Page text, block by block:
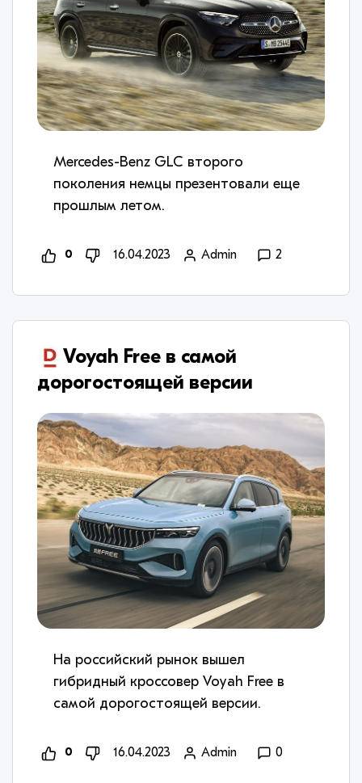
Mercedes-Benz GLC второго
поколения немцы презентовали еще
прошлым летом.
0 16.04.2023 Admin 2
Voyah Free в самой
дорогостоящей версии
На российский рынок вышел
гибридный кроссовер Voyah Free в
самой дорогостоящей версии.
0 16.04.2023 Admin 0